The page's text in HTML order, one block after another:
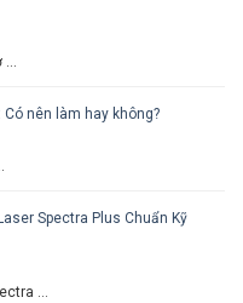
…
nên làm hay không?
Spectra Plus Chuẩn Kỹ
…